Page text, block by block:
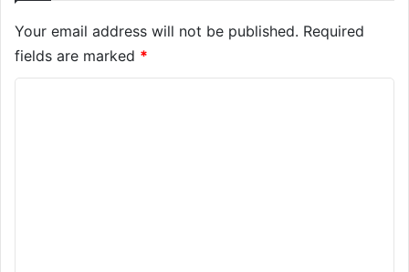
Your email address will not be published. Required
fields are marked *